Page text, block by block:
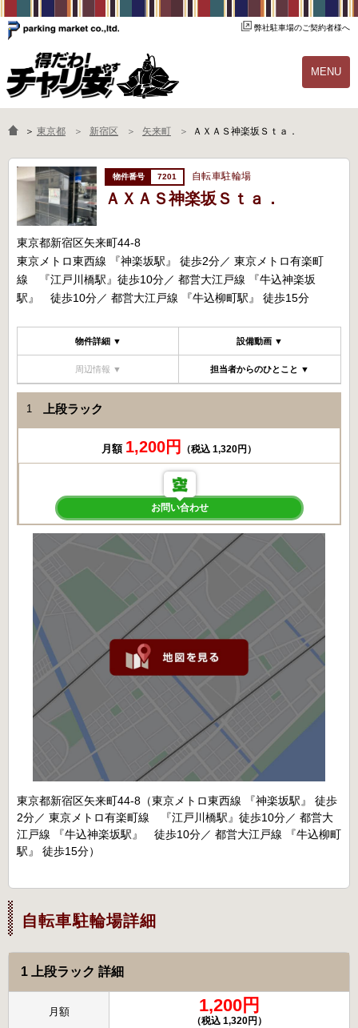
弊社駐車場のご契約者様へ
MENU
物件一覧 ご契約の流れ
よくあるご質問 駐輪場オーナー様へ
＞ 東京都 新宿区 矢来町 ＡＸＡＳ神楽坂Ｓｔａ．
7201 自転車駐輪場
ＡＸＡＳ神楽坂Ｓｔａ．
東京都新宿区矢来町44-8
東京メトロ東西線 『神楽坂駅』 徒歩2分／ 東京メトロ有楽町
線 『江戸川橋駅』徒歩10分／ 都営大江戸線 『牛込神楽坂
駅』 徒歩10分／ 都営大江戸線 『牛込柳町駅』 徒歩15分
物件詳細 ▼ 設備動画 ▼
周辺情報 ▼ 担当者からのひとこと ▼
1 上段ラック
月額 1,200円 （税込 1,320円）
お問い合わせ
東京都新宿区矢来町44-8（東京メトロ東西線 『神楽坂駅』 徒歩
2分／ 東京メトロ有楽町線 『江戸川橋駅』徒歩10分／ 都営大
江戸線 『牛込神楽坂駅』 徒歩10分／ 都営大江戸線 『牛込柳町
駅』 徒歩15分）
自転車駐輪場詳細
1 上段ラック 詳細
月額 1,200円
（税込 1,320円）